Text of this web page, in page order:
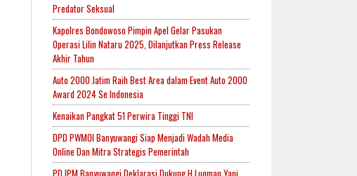
Predator Seksual
Kapolres Bondowoso Pimpin Apel Gelar Pasukan
Operasi Lilin Nataru 2025, Dilanjutkan Press Release
Akhir Tahun
Auto 2000 Jatim Raih Best Area dalam Event Auto 2000
Award 2024 Se Indonesia
Kenaikan Pangkat 51 Perwira Tinggi TNI
DPD PWMOI Banyuwangi Siap Menjadi Wadah Media
Online Dan Mitra Strategis Pemerintah
PD IPM Banyuwangi Deklarasi Dukung H.Luqman Yani